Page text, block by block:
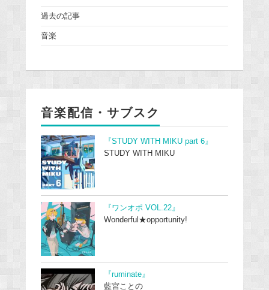
過去の記事
音楽
音楽配信・サブスク
『STUDY WITH MIKU part 6』
STUDY WITH MIKU
『ワンオポ VOL.22』
Wonderful★opportunity!
『ruminate』
藍宮ことの